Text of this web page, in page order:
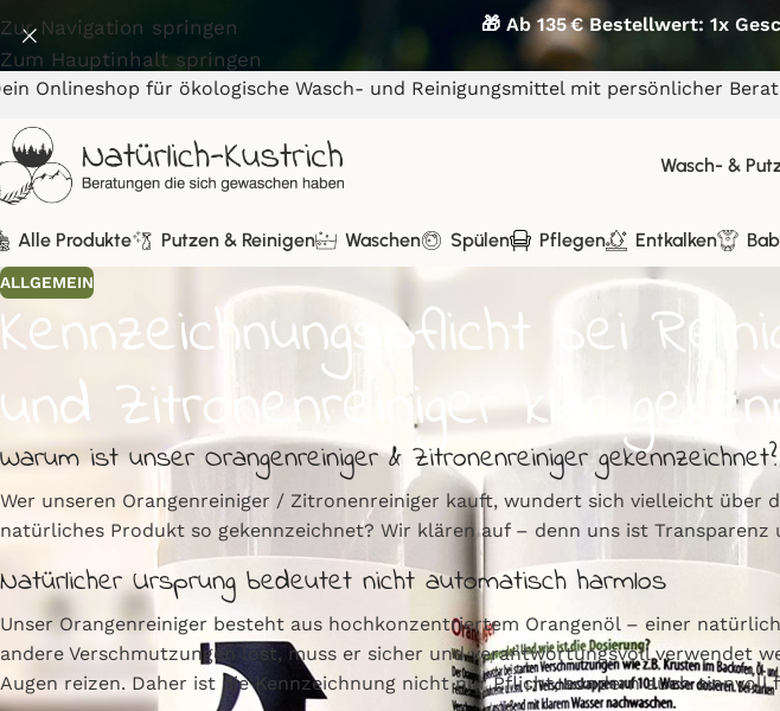
Zur Navigation springen
Zum Hauptinhalt springen
🎁 Ab 135 € Bestellwert: 1x
Onlineshop für ökologische Wasch- und Reinigungsmittel mit persönlicher
Wasch- &
Alle Produkte Putzen & Reinigen Waschen Spülen Pflegen Entkalken
ALLGEMEIN
Kennzeichnungspflicht bei
und Zitronenreiniger klar
Warum ist unser Orangenreiniger & Zitronenreiniger
Wer unseren Orangenreiniger / Zitronenreiniger kauft, wundert sich vielleicht über
natürliches Produkt so gekennzeichnet? Wir klären auf – denn uns ist
Natürlicher Ursprung bedeutet nicht automatisch harmlos
Unser Orangenreiniger besteht aus hochkonzentriertem Orangenöl – einer
andere Verschmutzungen löst, muss er sicher und verantwortungsvoll verwendet
Augen reizen. Daher ist die Kennzeichnung nicht nur Pflicht, sondern auch sinnvoll